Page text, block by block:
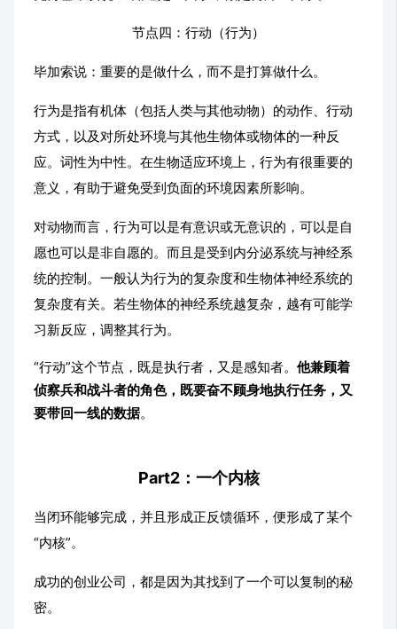
节点四：行动（行为）
毕加索说：重要的是做什么，而不是打算做什么。
行为是指有机体（包括人类与其他动物）的动作、行动
方式，以及对所处环境与其他生物体或物体的一种反
应。词性为中性。在生物适应环境上，行为有很重要的
意义，有助于避免受到负面的环境因素所影响。
对动物而言，行为可以是有意识或无意识的，可以是自
愿也可以是非自愿的。而且是受到内分泌系统与神经系
统的控制。一般认为行为的复杂度和生物体神经系统的
复杂度有关。若生物体的神经系统越复杂，越有可能学
习新反应，调整其行为。
“行动”这个节点，既是执行者，又是感知者。他兼顾着
侦察兵和战斗者的角色，既要奋不顾身地执行任务，又
要带回一线的数据。
Part2： 一个内核
当闭环能够完成，并且形成正反馈循环，便形成了某个
“内核”。
成功的创业公司，都是因为其找到了一个可以复制的秘
密。